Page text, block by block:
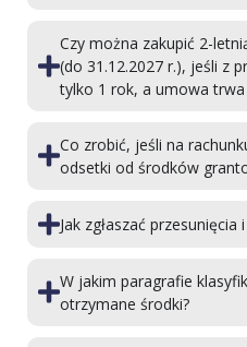
Czy można zakupić 2-
(do 31.12.2027 r.), jeśli z
tylko 1 rok, a umowa trwa
Co zrobić, jeśli na
odsetki od środków
Jak zgłaszać
W jakim paragrafie
otrzymane środki?